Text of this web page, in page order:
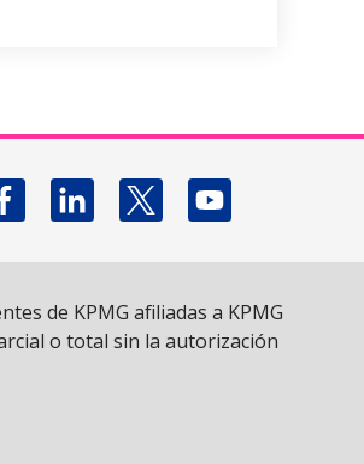
Follow us on X
de KPMG afiliadas a KPMG
o total sin la autorización